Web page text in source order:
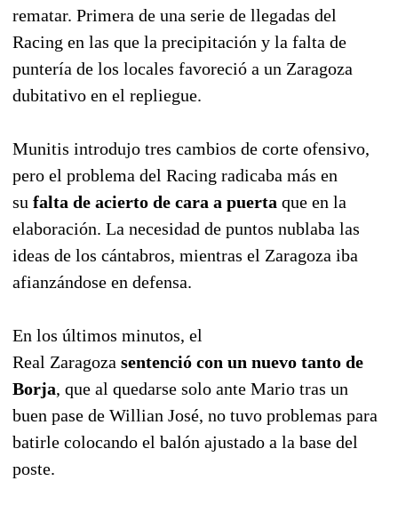
rematar. Primera de una serie de llegadas del
Racing en las que la precipitación y la falta de
puntería de los locales favoreció a un Zaragoza
dubitativo en el repliegue.
Munitis introdujo tres cambios de corte ofensivo,
pero el problema del Racing radicaba más en
su falta de acierto de cara a puerta que en la
elaboración. La necesidad de puntos nublaba las
ideas de los cántabros, mientras el Zaragoza iba
afianzándose en defensa.
En los últimos minutos, el
Real Zaragoza sentenció con un nuevo tanto de
Borja, que al quedarse solo ante Mario tras un
buen pase de Willian José, no tuvo problemas para
batirle colocando el balón ajustado a la base del
poste.